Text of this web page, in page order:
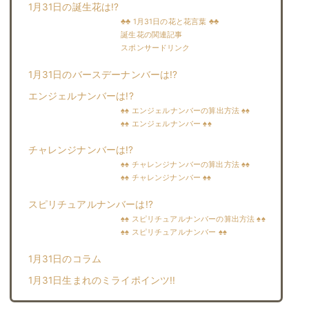
1月31日の誕生花は!?
♣♣ 1月31日の花と花言葉 ♣♣
誕生花の関連記事
スポンサードリンク
1月31日のバースデーナンバーは!?
エンジェルナンバーは!?
♠♠ エンジェルナンバーの算出方法 ♠♠
♠♠ エンジェルナンバー ♠♠
チャレンジナンバーは!?
♠♠ チャレンジナンバーの算出方法 ♠♠
♠♠ チャレンジナンバー ♠♠
スピリチュアルナンバーは!?
♠♠ スピリチュアルナンバーの算出方法 ♠♠
♠♠ スピリチュアルナンバー ♠♠
1月31日のコラム
1月31日生まれのミライポインツ!!︎